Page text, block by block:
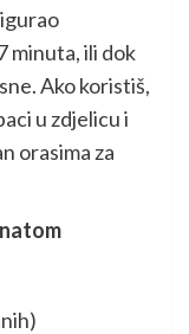
minuta, ili dok
Ako koristiš,
u zdjelicu i
orasima za